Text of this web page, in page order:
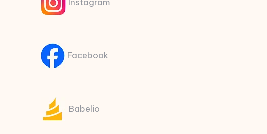
Facebook
Babelio